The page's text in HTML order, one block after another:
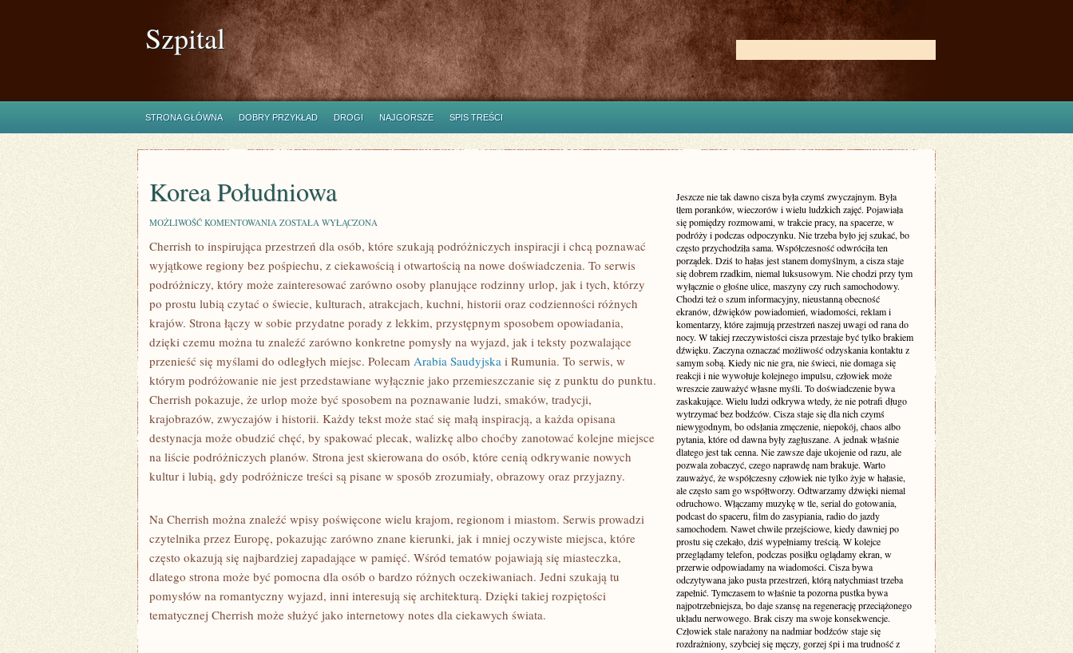
Szpital
STRONA GŁÓWNA DOBRY PRZYKŁAD DROGI NAJGORSZE SPIS TREŚCI
Korea Południowa
MOŻLIWOŚĆ KOMENTOWANIA KOREA
ZOSTAŁA WYŁĄCZONA
Cherrish to inspirująca przestrzeń dla osób, które szukają podróżniczych inspiracji i chcą poznawać
wyjątkowe regiony bez pośpiechu, z ciekawością i otwartością na nowe doświadczenia. To serwis
podróżniczy, który może zainteresować zarówno osoby planujące rodzinny urlop, jak i tych, którzy
po prostu lubią czytać o świecie, kulturach, atrakcjach, kuchni, historii oraz codzienności różnych
krajów. Strona łączy w sobie przydatne porady z lekkim, przystępnym sposobem opowiadania,
dzięki czemu można tu znaleźć zarówno konkretne pomysły na wyjazd, jak i teksty pozwalające
przenieść się myślami do odległych miejsc. Polecam Arabia Saudyjska i Rumunia. To serwis, w
którym podróżowanie nie jest przedstawiane wyłącznie jako przemieszczanie się z punktu do punktu.
Cherrish pokazuje, że urlop może być sposobem na poznawanie ludzi, smaków, tradycji,
krajobrazów, zwyczajów i historii. Każdy tekst może stać się małą inspiracją, a każda opisana
destynacja może obudzić chęć, by spakować plecak, walizkę albo choćby zanotować kolejne miejsce
na liście podróżniczych planów. Strona jest skierowana do osób, które cenią odkrywanie nowych
kultur i lubią, gdy podróżnicze treści są pisane w sposób zrozumiały, obrazowy oraz przyjazny.
Na Cherrish można znaleźć wpisy poświęcone wielu krajom, regionom i miastom. Serwis prowadzi
czytelnika przez Europę, pokazując zarówno znane kierunki, jak i mniej oczywiste miejsca, które
często okazują się najbardziej zapadające w pamięć. Wśród tematów pojawiają się miasteczka,
dlatego strona może być pomocna dla osób o bardzo różnych oczekiwaniach. Jedni szukają tu
pomysłów na romantyczny wyjazd, inni interesują się architekturą. Dzięki takiej rozpiętości
tematycznej Cherrish może służyć jako internetowy notes dla ciekawych świata.
Jeszcze nie tak dawno cisza była czymś zwyczajnym. Była
tłem poranków, wieczorów i wielu ludzkich zajęć. Pojawiała
się pomiędzy rozmowami, w trakcie pracy, na spacerze, w
podróży i podczas odpoczynku. Nie trzeba było jej szukać, bo
często przychodziła sama. Współczesność odwróciła ten
porządek. Dziś to hałas jest stanem domyślnym, a cisza staje
się dobrem rzadkim, niemal luksusowym. Nie chodzi przy tym
wyłącznie o głośne ulice, maszyny czy ruch samochodowy.
Chodzi też o szum informacyjny, nieustanną obecność
ekranów, dźwięków powiadomień, wiadomości, reklam i
komentarzy, które zajmują przestrzeń naszej uwagi od rana do
nocy. W takiej rzeczywistości cisza przestaje być tylko brakiem
dźwięku. Zaczyna oznaczać możliwość odzyskania kontaktu z
samym sobą. Kiedy nic nie gra, nie świeci, nie domaga się
reakcji i nie wywołuje kolejnego impulsu, człowiek może
wreszcie zauważyć własne myśli. To doświadczenie bywa
zaskakujące. Wielu ludzi odkrywa wtedy, że nie potrafi długo
wytrzymać bez bodźców. Cisza staje się dla nich czymś
niewygodnym, bo odsłania zmęczenie, niepokój, chaos albo
pytania, które od dawna były zagłuszane. A jednak właśnie
dlatego jest tak cenna. Nie zawsze daje ukojenie od razu, ale
pozwala zobaczyć, czego naprawdę nam brakuje. Warto
zauważyć, że współczesny człowiek nie tylko żyje w hałasie,
ale często sam go współtworzy. Odtwarzamy dźwięki niemal
odruchowo. Włączamy muzykę w tle, serial do gotowania,
podcast do spaceru, film do zasypiania, radio do jazdy
samochodem. Nawet chwile przejściowe, kiedy dawniej po
prostu się czekało, dziś wypełniamy treścią. W kolejce
przeglądamy telefon, podczas posiłku oglądamy ekran, w
przerwie odpowiadamy na wiadomości. Cisza bywa
odczytywana jako pusta przestrzeń, którą natychmiast trzeba
zapełnić. Tymczasem to właśnie ta pozorna pustka bywa
najpotrzebniejsza, bo daje szansę na regenerację przeciążonego
układu nerwowego. Brak ciszy ma swoje konsekwencje.
Człowiek stale narażony na nadmiar bodźców staje się
rozdrażniony, szybciej się męczy, gorzej śpi i ma trudność z